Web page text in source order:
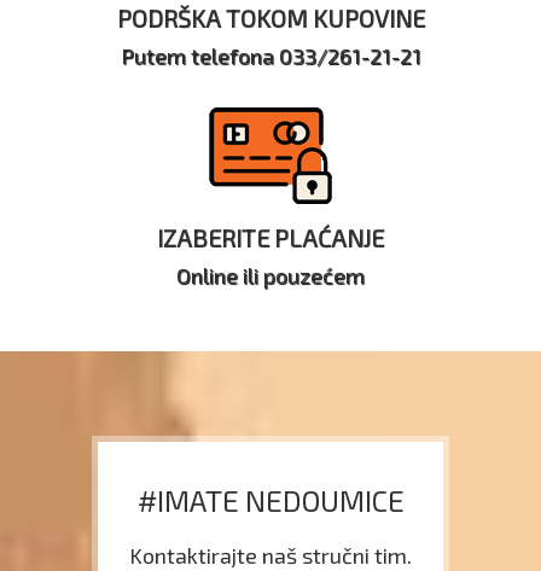
PODRŠKA TOKOM KUPOVINE
Putem telefona 033/261-21-21
IZABERITE PLAĆANJE
Online ili pouzećem
#IMATE NEDOUMICE
Kontaktirajte naš stručni tim.